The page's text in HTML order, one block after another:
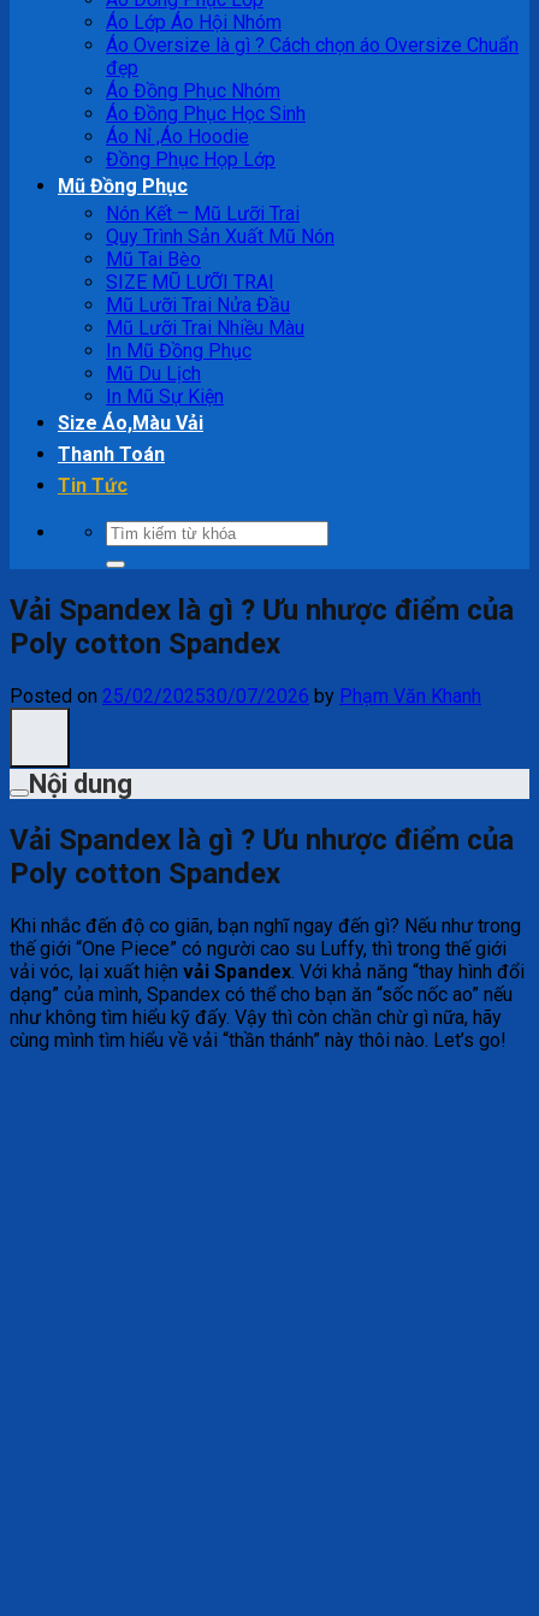
Áo Lớp Áo Hội Nhóm
Áo Oversize là gì ? Cách chọn áo Oversize Chuẩn
đẹp
Áo Đồng Phục Nhóm
Áo Đồng Phục Học Sinh
Áo Nỉ ,Áo Hoodie
Đồng Phục Họp Lớp
Mũ Đồng Phục
Nón Kết – Mũ Lưỡi Trai
Quy Trình Sản Xuất Mũ Nón
Mũ Tai Bèo
SIZE MŨ LƯỠI TRAI
Mũ Lưỡi Trai Nửa Đầu
Mũ Lưỡi Trai Nhiều Màu
In Mũ Đồng Phục
Mũ Du Lịch
In Mũ Sự Kiện
Size Áo,Màu Vải
Thanh Toán
Tin Tức
Tìm
kiếm:
Vải Spandex là gì ? Ưu nhược điểm của
Poly cotton Spandex
Posted on 25/02/202530/07/2026 by Phạm Văn Khanh
Nội dung
Vải Spandex là gì ? Ưu nhược điểm của
Poly cotton Spandex
Khi nhắc đến độ co giãn, bạn nghĩ ngay đến gì? Nếu như trong
thế giới “One Piece” có người cao su Luffy, thì trong thế giới
vải vóc, lại xuất hiện vải Spandex . Với khả năng “thay hình đổi
dạng” của mình, Spandex có thể cho bạn ăn “sốc nốc ao” nếu
như không tìm hiểu kỹ đấy. Vậy thì còn chần chừ gì nữa, hãy
cùng mình tìm hiểu về vải “thần thánh” này thôi nào. Let’s go!